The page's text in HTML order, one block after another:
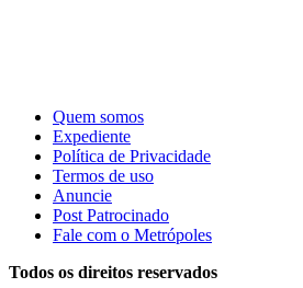
Quem somos
Expediente
Política de Privacidade
Termos de uso
Anuncie
Post Patrocinado
Fale com o Metrópoles
Todos os direitos reservados